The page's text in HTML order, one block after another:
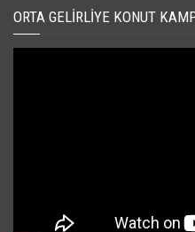
ORTA GELIRLIYE KONUT